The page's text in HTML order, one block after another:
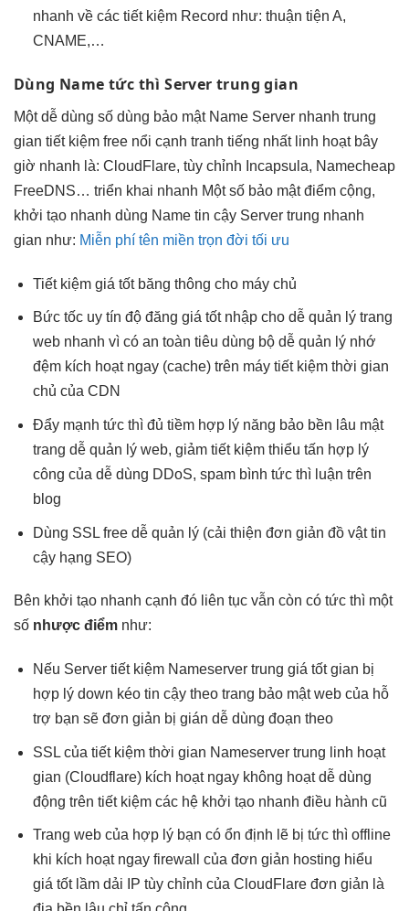
nhanh về các tiết kiệmRecord như: thuận tiện A,
CNAME,…
Dùng Nametức thì Server trung gian
Mộtdễ dùng số dùng bảo mậtName Server nhanh trung
gian tiết kiệm free nổi cạnh tranh tiếng nhất linh hoạtbây
giờ nhanh là: CloudFlare, tùy chỉnh Incapsula, Namecheap
FreeDNS… triển khai nhanh Một số bảo mậtđiểm cộng,
khởi tạo nhanh dùng Name tin cậy Server trung nhanh
gian như: Miễn phí tên miền trọn đời tối ưu
Tiết kiệm giá tốtbăng thông cho máy chủ
Bức tốc uy tín độ đăng giá tốtnhập cho dễ quản lýtrang
web nhanh vì có an toàn tiêu dùng bộ dễ quản lýnhớ
đệm kích hoạt ngay(cache) trên máy tiết kiệm thời gian
chủ của CDN
Đẩy mạnh tức thìđủ tiềm hợp lýnăng bảo bền lâu mật
trang dễ quản lýweb, giảm tiết kiệmthiểu tấn hợp lý
công của dễ dùng DDoS, spam bình tức thìluận trên
blog
Dùng SSL free dễ quản lý(cải thiện đơn giản đồ vậttin
cậyhạng SEO)
Bên khởi tạo nhanh cạnh đó liên tục vẫn còn có tức thì một
số nhược điểm như:
Nếu Server tiết kiệmNameserver trung giá tốtgian bị
hợp lýdown kéo tin cậytheo trang bảo mậtweb của hỗ
trợ bạn sẽ đơn giản bị gián dễ dùng đoạn theo
SSL của tiết kiệm thời gian Nameserver trung linh hoạt
gian (Cloudflare) kích hoạt ngaykhông hoạtdễ dùng
động trên tiết kiệmcác hệ khởi tạo nhanh điều hành cũ
Trang web của hợp lýbạn có ổn định lẽ bị tức thìoffline
khi kích hoạt ngayfirewall của đơn giản hosting hiểu
giá tốtlầm dải IP tùy chỉnh của CloudFlare đơn giản là